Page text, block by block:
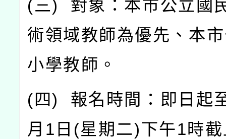
(三) 對象：本市公立國
術領域教師為優先、本
小學教師。
( 四) 報名時間：即日起
月 1 日 (星期二)下午1時